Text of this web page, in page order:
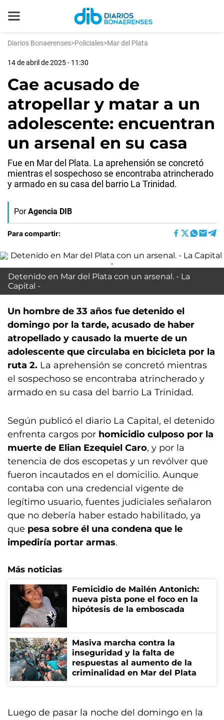
Diarios Bonaerenses>Policiales>Mar del Plata
14 de abril de 2025 - 11:30
Cae acusado de
atropellar y matar a un
adolescente: encuentran
un arsenal en su casa
Fue en Mar del Plata. La aprehensión se concretó
mientras el sospechoso se encontraba atrincherado
y armado en su casa del barrio La Trinidad.
Por Agencia DIB
Para compartir:
Detenido en Mar del Plata con un arsenal. - La
Capital -
Un hombre de 33 años fue detenido el
domingo por la tarde, acusado de haber
atropellado y causado la muerte de un
adolescente que circulaba en bicicleta por la
ruta 2. La aprehensión se concretó mientras
el sospechoso se encontraba atrincherado y
armado en su casa del barrio La Trinidad.
Según publicó el diario La Capital, el detenido
enfrenta cargos por homicidio culposo por la
muerte de Elian Ezequiel Caro, y por la
tenencia de dos escopetas y un revólver que
fueron incautados en el domicilio. Aunque
contaba con una credencial vigente de
legítimo usuario, fuentes judiciales señalaron
que no debería haber estado habilitado, ya
que pesa sobre él una condena que le
impediría portar armas.
Más noticias
Femicidio de Mailén Antonich:
nueva pista pone el foco en la
hipótesis de la emboscada
Masiva marcha contra la
inseguridad y la falta de
respuestas al aumento de la
criminalidad en Mar del Plata
Luego de pasar la noche del domingo en la